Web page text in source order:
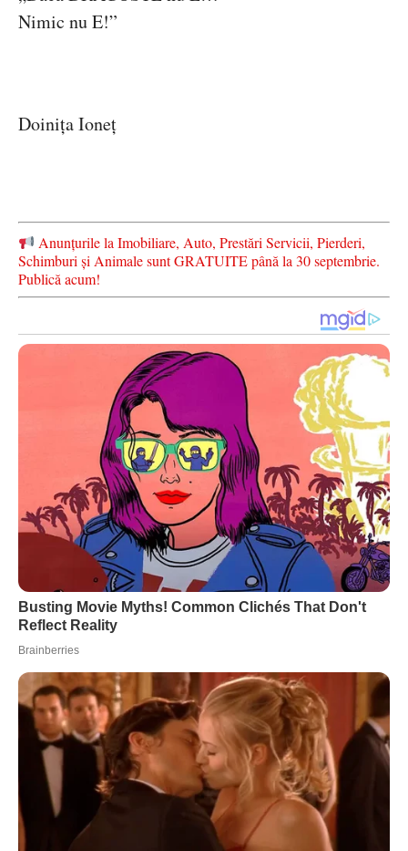
Nimic nu E!”
Doinița Ioneț
Anunțurile la Imobiliare, Auto, Prestări Servicii, Pierderi,
Schimburi și Animale sunt GRATUITE până la 30 septembrie.
Publică acum!